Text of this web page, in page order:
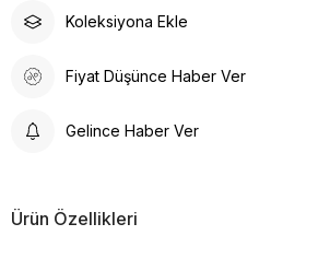
Koleksiyona Ekle
Fiyat Düşünce Haber Ver
Gelince Haber Ver
Ürün Özellikleri